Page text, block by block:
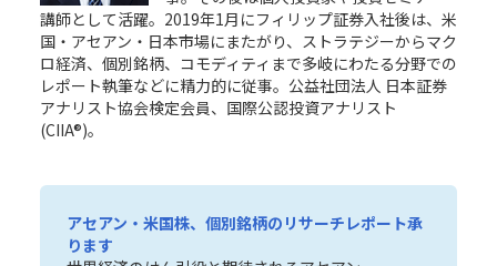
講師として活躍。2019年1月にフィリップ証券入社後は、米
国・アセアン・日本市場にまたがり、ストラテジーからマク
ロ経済、個別銘柄、コモディティまで多岐にわたる分野での
レポート執筆などに精力的に従事。公益社団法人 日本証券
アナリスト協会検定会員、国際公認投資アナリスト
(CIIA®)。
アセアン・米国株、個別銘柄のリサーチレポート承
ります